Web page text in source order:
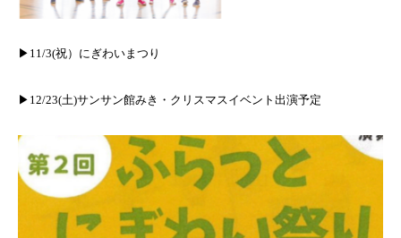
▶︎11/3(祝）にぎわいまつり
▶︎12/23(土)サンサン館みき・クリスマスイベント出演予定